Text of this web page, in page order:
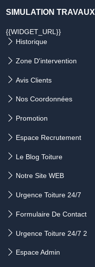
SIMULATION TRAVAUX
{{WIDGET_URL}}
Historique
Zone D'intervention
Avis Clients
Nos Coordonnées
Promotion
Espace Recrutement
Le Blog Toiture
Notre Site WEB
Urgence Toiture 24/7
Formulaire De Contact
Urgence Toiture 24/7 2
Espace Admin